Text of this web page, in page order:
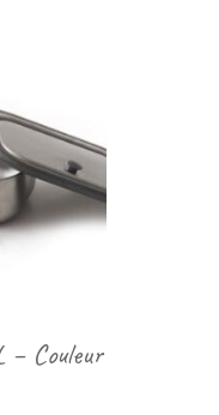
– Couleur